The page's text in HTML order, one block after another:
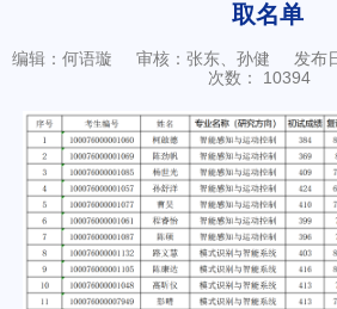
取名单
编辑：何语璇 审核：张东、孙健 发布
次数： 10394